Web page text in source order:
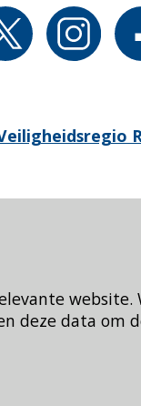
website.
deze data om